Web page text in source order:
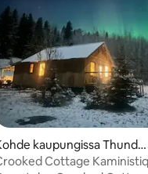
arvio 4,84/5, 68
kaupungissa Thunder
Cottage